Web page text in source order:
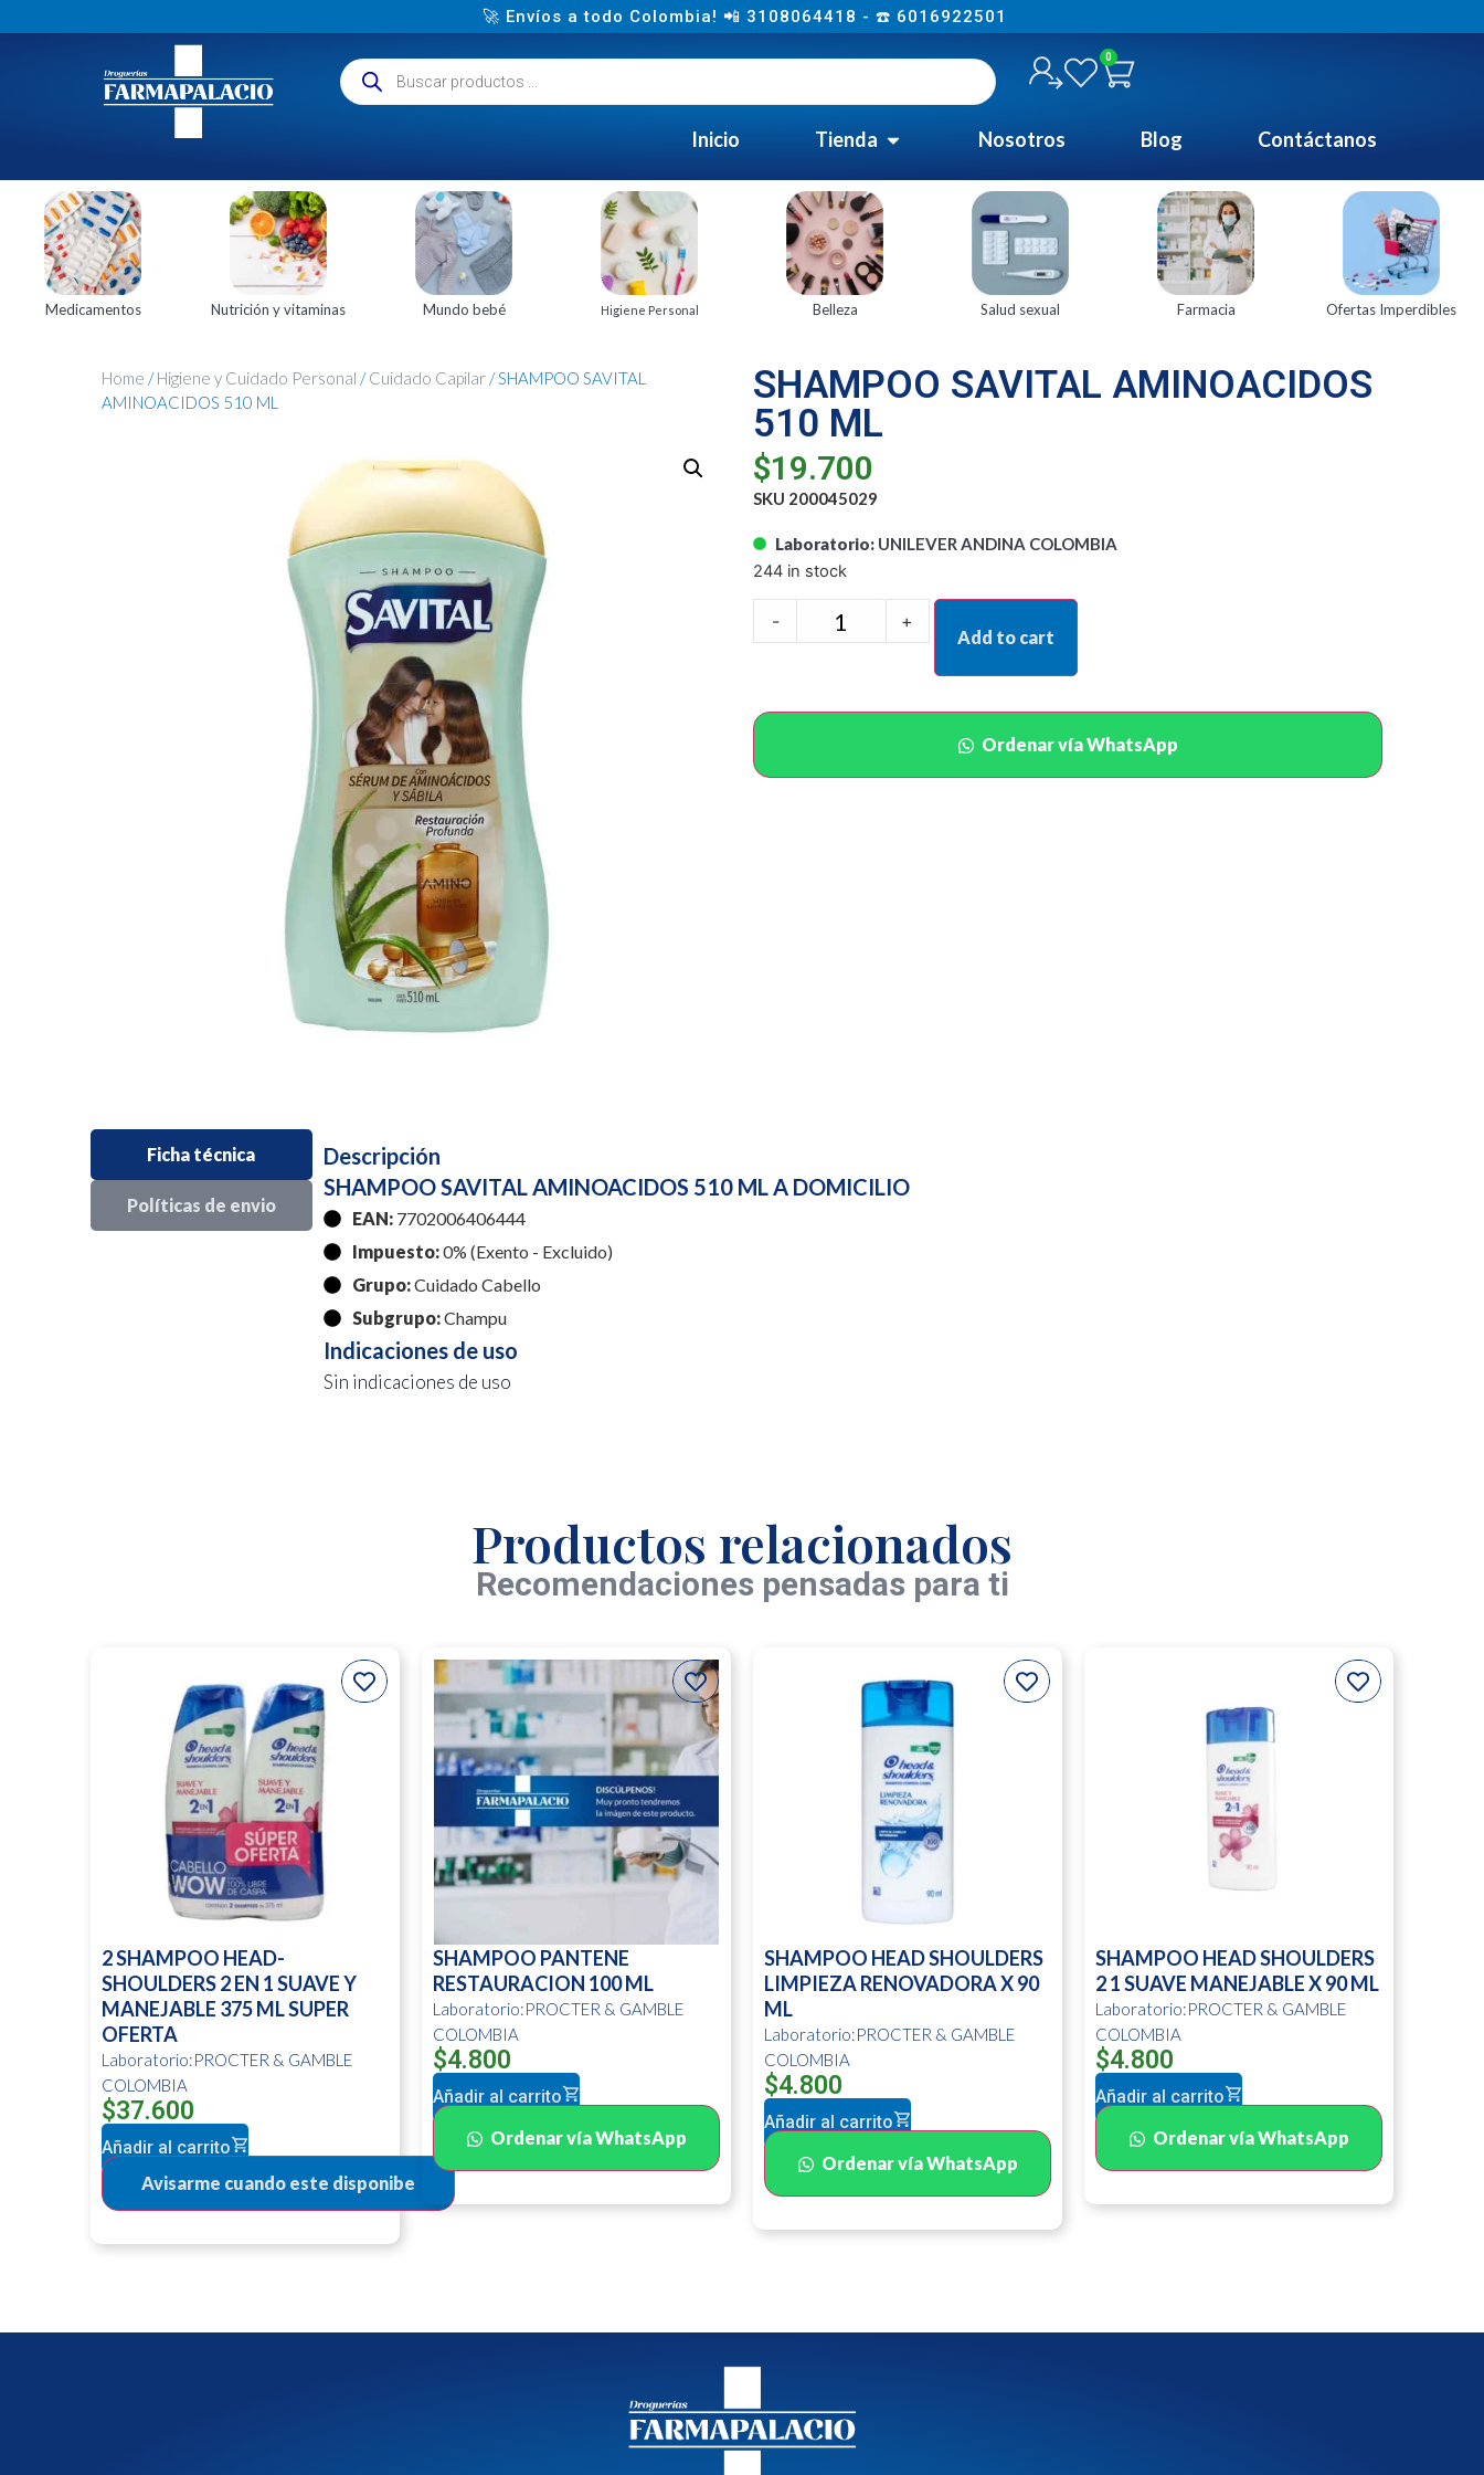
🚀 Envíos a todo Colombia! 📲 3108064418 - ☎️ 6016922501
0
Inicio Tienda Nosotros Blog Contáctanos
Medicamentos Nutrición y vitaminas Mundo bebé Higiene Personal Belleza Salud sexual Farmacia Ofertas Imperdibles
Home /Higiene y Cuidado Personal /Cuidado Capilar / SHAMPOO SAVITAL
AMINOACIDOS 510 ML
SHAMPOO SAVITAL AMINOACIDOS
510 ML
$19.700
SKU 200045029
Laboratorio: UNILEVER ANDINA COLOMBIA
244 in stock
- +
Add to cart
Ordenar vía WhatsApp
Ficha técnica
Políticas de envio
Descripción
SHAMPOO SAVITAL AMINOACIDOS 510 ML A DOMICILIO
EAN:7702006406444
Impuesto:0% (Exento - Excluido)
Grupo:Cuidado Cabello
Subgrupo:Champu
Indicaciones de uso
Sin indicaciones de uso
Productos relacionados
Recomendaciones pensadas para ti
2 SHAMPOO HEAD-
SHOULDERS 2 EN 1 SUAVE Y
MANEJABLE 375 ML SUPER
OFERTA
Laboratorio:PROCTER & GAMBLE
COLOMBIA
$37.600
Añadir al carrito
SHAMPOO PANTENE
RESTAURACION 100 ML
Laboratorio:PROCTER & GAMBLE
COLOMBIA
$4.800
Añadir al carrito
Ordenar vía WhatsApp
SHAMPOO HEAD SHOULDERS
LIMPIEZA RENOVADORA X 90
ML
Laboratorio:PROCTER & GAMBLE
COLOMBIA
$4.800
Añadir al carrito
Ordenar vía WhatsApp
SHAMPOO HEAD SHOULDERS
2 1 SUAVE MANEJABLE X 90 ML
Laboratorio:PROCTER & GAMBLE
COLOMBIA
$4.800
Añadir al carrito
Ordenar vía WhatsApp